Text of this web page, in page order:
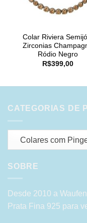
Colar Riviera
Zirconias
Ródio Negro
R$399,00
CATEGORIAS DE
Colares com
SOBRE
Desde 2010 a
Prata Fina 925 para